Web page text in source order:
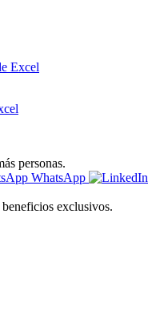
Excel
personas.
WhatsApp
exclusivos.